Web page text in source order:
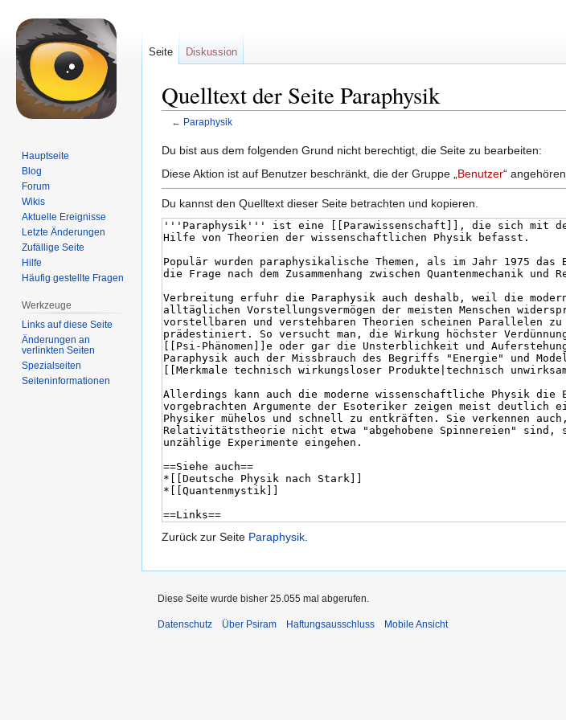
Quelltext der Seite Paraphysik
← Paraphysik
Zur
Navigation
Zur
Suche
Du bist aus dem folgenden Grund nicht berechtigt, die Seite zu bearbeiten:
Diese Aktion ist auf Benutzer beschränkt, die der Gruppe „ Benutzer“ angehören.
Du kannst den Quelltext dieser Seite betrachten und kopieren.
Zurück zur Seite Paraphysik.
Seite Diskussion
Hauptseite
Blog
Forum
Wikis
Aktuelle Ereignisse
Letzte Änderungen
Zufällige Seite
Hilfe
Häufig gestellte Fragen
Werkzeuge
Links auf diese Seite
Änderungen an
verlinkten Seiten
Spezialseiten
Seiten­informationen
Diese Seite wurde bisher 25.055 mal abgerufen.
Datenschutz Über Psiram Haftungsausschluss Mobile Ansicht